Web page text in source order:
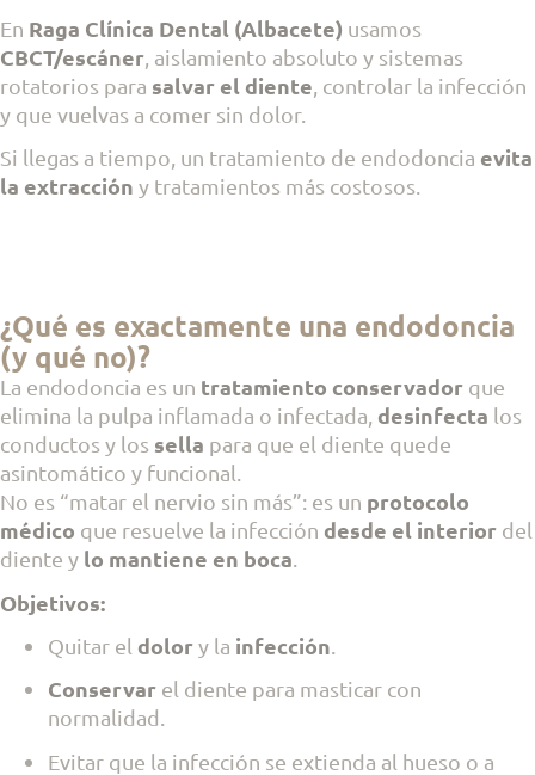
En Raga Clínica Dental (Albacete) usamos
CBCT/escáner , aislamiento absoluto y sistemas
rotatorios para salvar el diente , controlar la infección
y que vuelvas a comer sin dolor.
Si llegas a tiempo, un tratamiento de endodoncia evita
la extracción y tratamientos más costosos.
¿Qué es exactamente una endodoncia
(y qué no)?
La endodoncia es un tratamiento conservador que
elimina la pulpa inflamada o infectada, desinfecta los
conductos y los sella para que el diente quede
asintomático y funcional.
No es “matar el nervio sin más”: es un protocolo
médico que resuelve la infección desde el interior del
diente y lo mantiene en boca.
Objetivos:
Quitar el dolory la infección
Conservar el diente para masticar con
normalidad.
Evitar que la infección se extienda al hueso o a